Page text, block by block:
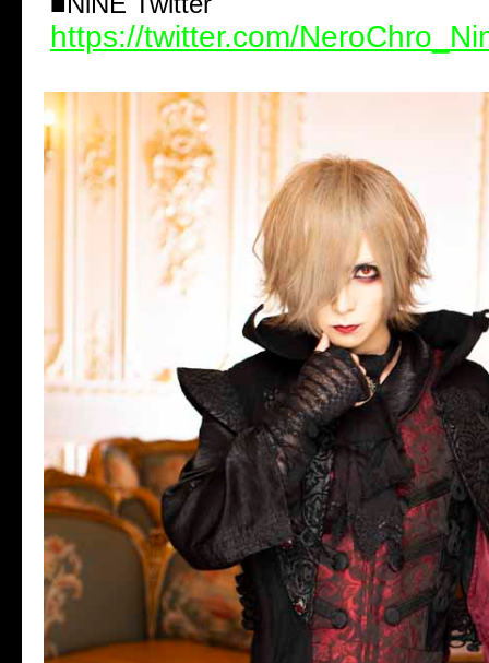
https://twitter.com/